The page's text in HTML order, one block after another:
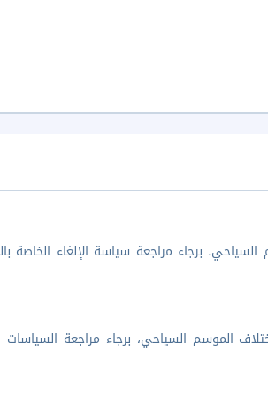
برجاء مراجعة سياسة الإلغاء الخاصة
الموسم السياحي، برجاء مراجعة السياسات